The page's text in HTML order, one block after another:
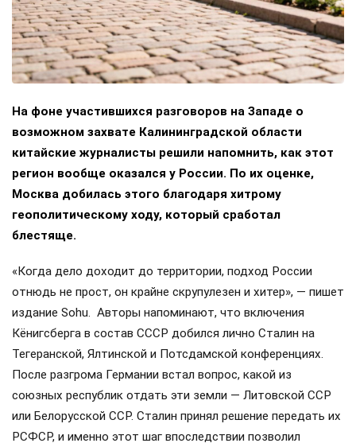
На фоне участившихся разговоров на Западе о
возможном захвате Калининградской области
китайские журналисты решили напомнить, как этот
регион вообще оказался у России. По их оценке,
Москва добилась этого благодаря хитрому
геополитическому ходу, который сработал
блестяще.
«Когда дело доходит до территории, подход России
отнюдь не прост, он крайне скрупулезен и хитер», — пишет
издание Sohu. Авторы напоминают, что включения
Кёнигсберга в состав СССР добился лично Сталин на
Тегеранской, Ялтинской и Потсдамской конференциях.
После разгрома Германии встал вопрос, какой из
союзных республик отдать эти земли — Литовской ССР
или Белорусской ССР. Сталин принял решение передать их
РСФСР, и именно этот шаг впоследствии позволил